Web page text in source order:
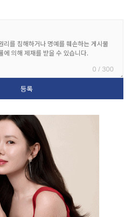
0 / 300